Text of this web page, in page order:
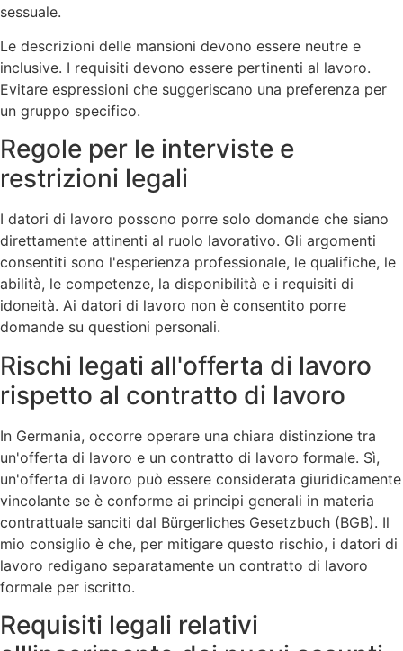
sessuale.
Le descrizioni delle mansioni devono essere neutre e
inclusive. I requisiti devono essere pertinenti al lavoro.
Evitare espressioni che suggeriscano una preferenza per
un gruppo specifico.
Regole per le interviste e
restrizioni legali
I datori di lavoro possono porre solo domande che siano
direttamente attinenti al ruolo lavorativo. Gli argomenti
consentiti sono l'esperienza professionale, le qualifiche, le
abilità, le competenze, la disponibilità e i requisiti di
idoneità. Ai datori di lavoro non è consentito porre
domande su questioni personali.
Rischi legati all'offerta di lavoro
rispetto al contratto di lavoro
In Germania, occorre operare una chiara distinzione tra
un'offerta di lavoro e un contratto di lavoro formale. Sì,
un'offerta di lavoro può essere considerata giuridicamente
vincolante se è conforme ai principi generali in materia
contrattuale sanciti dal Bürgerliches Gesetzbuch (BGB). Il
mio consiglio è che, per mitigare questo rischio, i datori di
lavoro redigano separatamente un contratto di lavoro
formale per iscritto.
Requisiti legali relativi